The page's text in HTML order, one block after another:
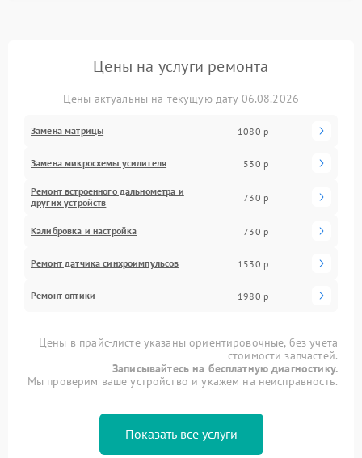
Цены на услуги ремонта
Цены актуальны на текущую дату 06.08.2026
Замена матрицы 1080 р
Замена микросхемы усилителя 530 р
Ремонт встроенного дальнометра и
других устройств
730 р
Калибровка и настройка 730 р
Ремонт датчика синхроимпульсов 1530 р
Ремонт оптики 1980 р
Цены в прайс-листе указаны ориентировочные, без учета
стоимости запчастей.
Записывайтесь на бесплатную диагностику.
Мы проверим ваше устройство и укажем на неисправность.
Показать все услуги